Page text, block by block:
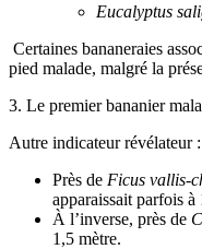
Eucalyptus
Certaines bananeraies
pied malade, malgré la
3. Le premier bananier
Autre indicateur révélateur
Près de Ficus vallis-
apparaissait parfois à
À l’inverse, près de
1,5 mètre.